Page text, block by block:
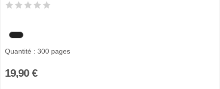
Quantité : 300 pages
19,90 €